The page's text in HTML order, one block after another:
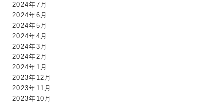
2024年7月
2024年6月
2024年5月
2024年4月
2024年3月
2024年2月
2024年1月
2023年12月
2023年11月
2023年10月